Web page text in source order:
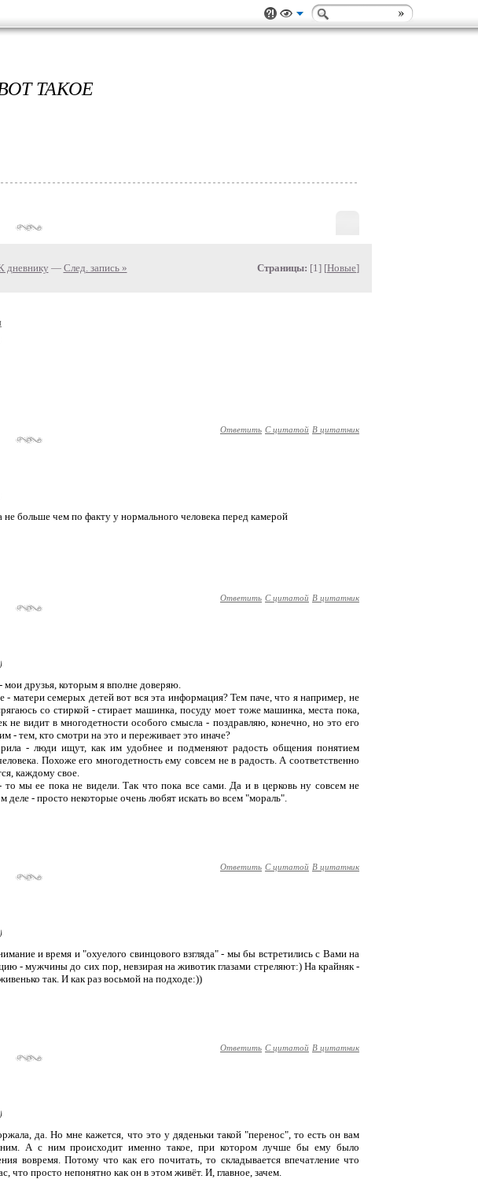
ТАКОЕ
дневнику — След. запись » Страницы: [1] [Новые]
Ответить С цитатой В цитатник
больше чем по факту у нормального человека перед камерой
Ответить С цитатой В цитатник
)
друзья, которым я вполне доверяю.
матери семерых детей вот вся эта информация? Тем паче, что я например, не
со стиркой - стирает машинка, посуду моет тоже машинка, места пока,
не видит в многодетности особого смысла - поздравляю, конечно, но это его
- тем, кто смотри на это и переживает это иначе?
- люди ищут, как им удобнее и подменяют радость общения понятием
Похоже его многодетность ему совсем не в радость. А соответственно
каждому свое.
мы ее пока не видели. Так что пока все сами. Да и в церковь ну совсем не
деле - просто некоторые очень любят искать во всем "мораль".
Ответить С цитатой В цитатник
)
и время и "охуелого свинцового взгляда" - мы бы встретились с Вами на
- мужчины до сих пор, невзирая на животик глазами стреляют:) На крайняк -
так. И как раз восьмой на подходе:))
Ответить С цитатой В цитатник
)
да. Но мне кажется, что это у дяденьки такой "перенос", то есть он вам
А с ним происходит именно такое, при котором лучше бы ему было
вовремя. Потому что как его почитать, то складывается впечатление что
что просто непонятно как он в этом живёт. И, главное, зачем.